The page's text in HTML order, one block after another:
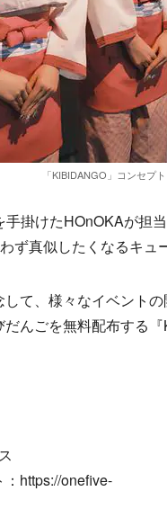
「KIBIDANGO」コンセプ
掛けたHOnOKAが担
ず真似したくなるキュ
て、様々なイベント
んごを無料配布する
https://onefive-